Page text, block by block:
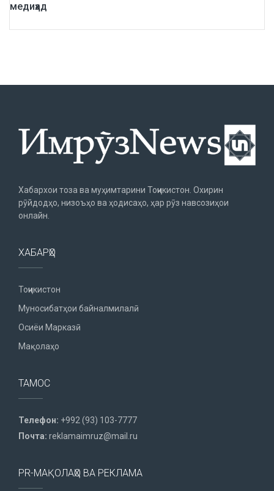
медиҳад
Хабархои тоза ва муҳимтарини Тоҷикистон. Охирин
рӯйдодҳо, низоъҳо ва ҳодисаҳо, ҳар рӯз навсозиҳои
онлайн.
ХАБАРҲО
Тоҷикистон
Муносибатҳои байналмилалӣ
Осиёи Марказӣ
Мақолаҳо
ТАМОС
Телефон: +992 (93) 103-7777
Почта: reklamaimruz@mail.ru
PR-МАҚОЛАҲО ВА РЕКЛАМА